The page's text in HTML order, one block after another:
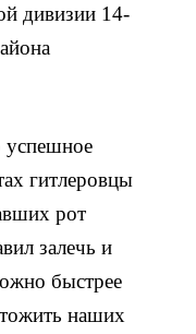
дивизии 14-
успешное
гит­леровцы
рот
залечь и
быстрее
наших